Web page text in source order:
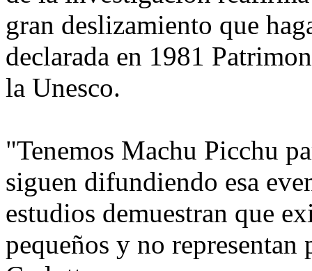
gran deslizamiento que
declarada en 1981
la Unesco.
"Tenemos Machu Picchu
siguen difundiendo esa
estudios demuestran que
pequeños y no